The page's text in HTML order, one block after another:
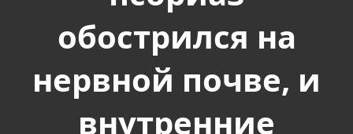
обострился на
нервной почве, и
внутренние